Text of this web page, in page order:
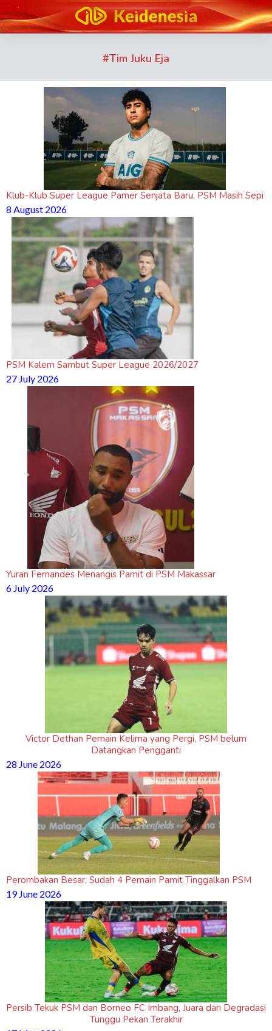
#Tim Juku Eja
Klub-Klub Super League Pamer Senjata Baru, PSM Masih Sepi
8 August 2026
PSM Kalem Sambut Super League 2026/2027
27 July 2026
Yuran Fernandes Menangis Pamit di PSM Makassar
6 July 2026
Victor Dethan Pemain Kelima yang Pergi, PSM belum
Datangkan Pengganti
28 June 2026
Perombakan Besar, Sudah 4 Pemain Pamit Tinggalkan PSM
19 June 2026
Persib Tekuk PSM dan Borneo FC Imbang, Juara dan Degradasi
Tunggu Pekan Terakhir